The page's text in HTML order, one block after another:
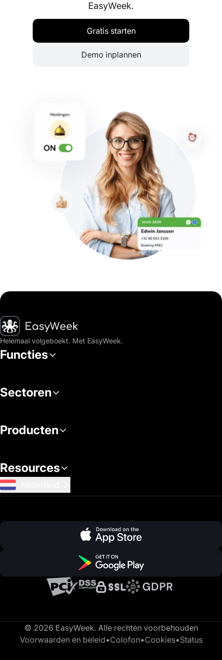
EasyWeek.
Gratis starten
Demo inplannen
Startpagina
Helemaal volgeboekt. Met EasyWeek.
Functies
Sectoren
Producten
Resources
© 2026 EasyWeek. Alle rechten voorbehouden
Voorwaarden en beleid•Colofon•Cookies•Status